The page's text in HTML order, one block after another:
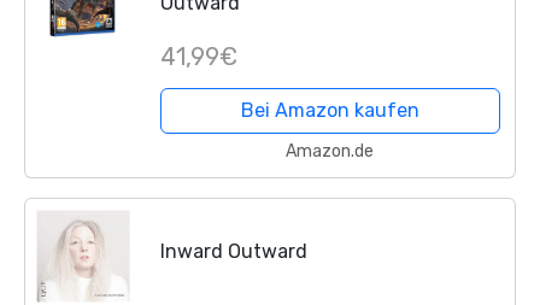
41,99€
Bei Amazon kaufen
Amazon.de
Inward Outward